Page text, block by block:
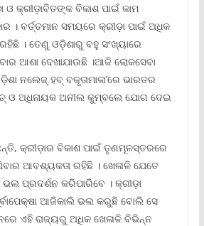
ଓ କ୍ରୀଡ଼ାବିତଙ୍କ ବିକାଶ ପାଇଁ କାମ
। ବର୍ତ୍ତମାନ ସମୟରେ କ୍ରୀଡ଼ା ପାଇଁ ଅଧିକ
। ତେଣୁ ଓଡ଼ିଶାରୁ ବହୁ ସଂଖ୍ୟାରେ
ଆଶା ଦେଖାଯାଉଛି ।ଆଜି ଲୋକସେବା
ନଲେଜ୍ ହବ୍ ବକୃତାମାଳା’ରେ ଭାରତର
ଓ ଅଧିନାୟକ ଅନୀଲ କୁମ୍ବଲେ ଯୋଗ ଦେଇ
କ୍ରୀଡ଼ାର ବିକାଶ ପାଇଁ ତୃଣମୂଳସ୍ତରରେ
ଆବଶ୍ୟକତା ରହିଛି । ଖେଳାଳି ଯେତେ
ପ୍ରଦର୍ଶନ କରିପାରିବେ । କ୍ରୀଡ଼ା
ଆଜିକାଲି ଭଲ କରୁଛି ବୋଲି ସେ
ଏହି ରାଜ୍ୟରୁ ଅଧିକ ଖେଳାଳି ବିଭିନ୍ନ